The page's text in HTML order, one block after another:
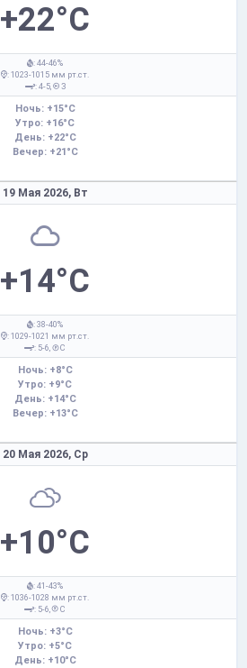
+22°C
: 44-46%
: 1023-1015 мм рт.ст.
: 4-5,
З
Ночь: +15°C
Утро: +16°C
День: +22°C
Вечер: +21°C
19 Мая 2026, Вт
+14°C
: 38-40%
: 1029-1021 мм рт.ст.
: 5-6,
С
Ночь: +8°C
Утро: +9°C
День: +14°C
Вечер: +13°C
20 Мая 2026, Ср
+10°C
: 41-43%
: 1036-1028 мм рт.ст.
: 5-6,
С
Ночь: +3°C
Утро: +5°C
День: +10°C